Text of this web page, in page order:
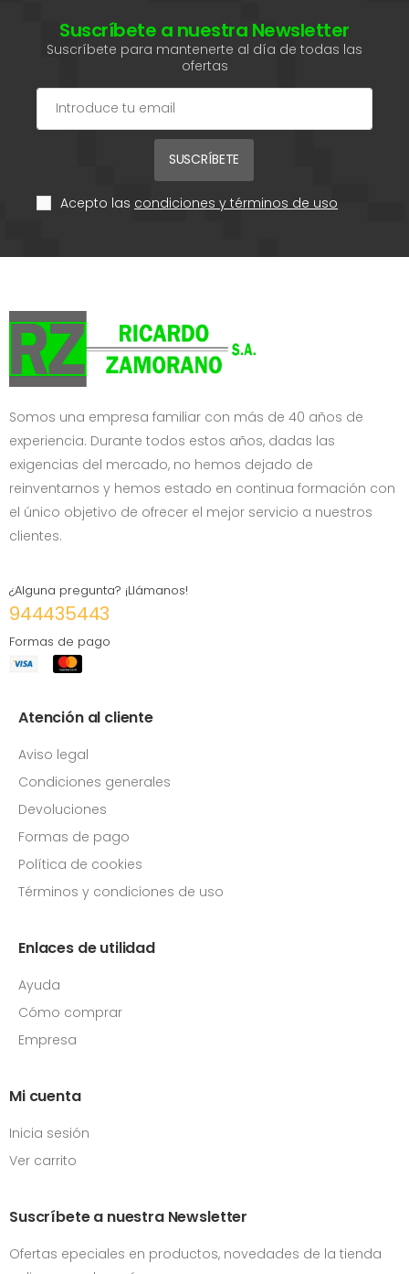
Suscríbete a nuestra Newsletter
Suscríbete para mantenerte al día de todas las
ofertas
SUSCRÍBETE
Acepto las condiciones y términos de uso
Somos una empresa familiar con más de 40 años de
experiencia. Durante todos estos años, dadas las
exigencias del mercado, no hemos dejado de
reinventarnos y hemos estado en continua formación con
el único objetivo de ofrecer el mejor servicio a nuestros
clientes.
¿Alguna pregunta? ¡Llámanos!
944435443
Formas de pago
Atención al cliente
Aviso legal
Condiciones generales
Devoluciones
Formas de pago
Política de cookies
Términos y condiciones de uso
Enlaces de utilidad
Ayuda
Cómo comprar
Empresa
Mi cuenta
Inicia sesión
Ver carrito
Suscríbete a nuestra Newsletter
Ofertas epeciales en productos, novedades de la tienda